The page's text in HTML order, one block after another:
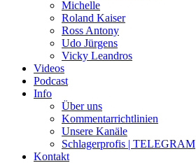
Michelle
Roland Kaiser
Ross Antony
Udo Jürgens
Vicky Leandros
Videos
Podcast
Info
Über uns
Kommentarrichtlinien
Unsere Kanäle
Schlagerprofis | TELEGRAM
Kontakt